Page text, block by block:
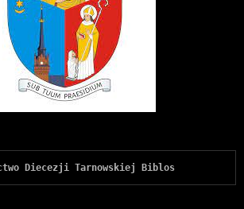
Diecezji Tarnowskiej Biblos